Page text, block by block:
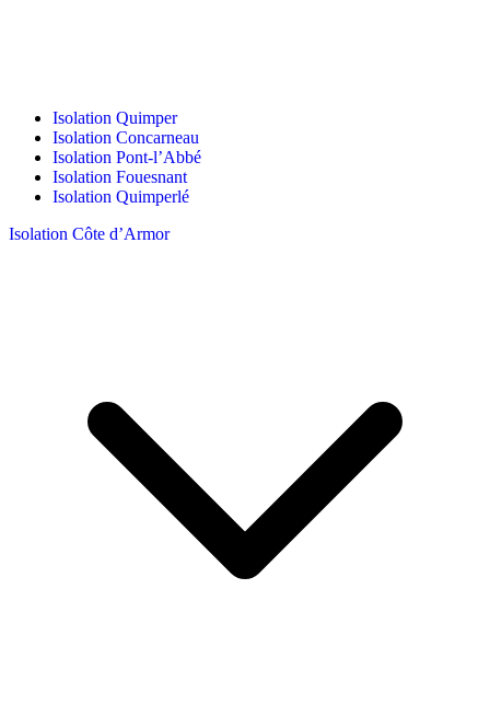
Isolation Quimper
Isolation Concarneau
Isolation Pont-l’Abbé
Isolation Fouesnant
Isolation Quimperlé
Isolation Côte d’Armor